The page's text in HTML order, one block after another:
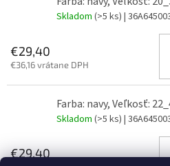
Skladom (>5 ks) |
€29,40
€36,16 vrátane DPH
Farba: navy, Veľkosť:
Skladom (>5 ks) |
€29,40